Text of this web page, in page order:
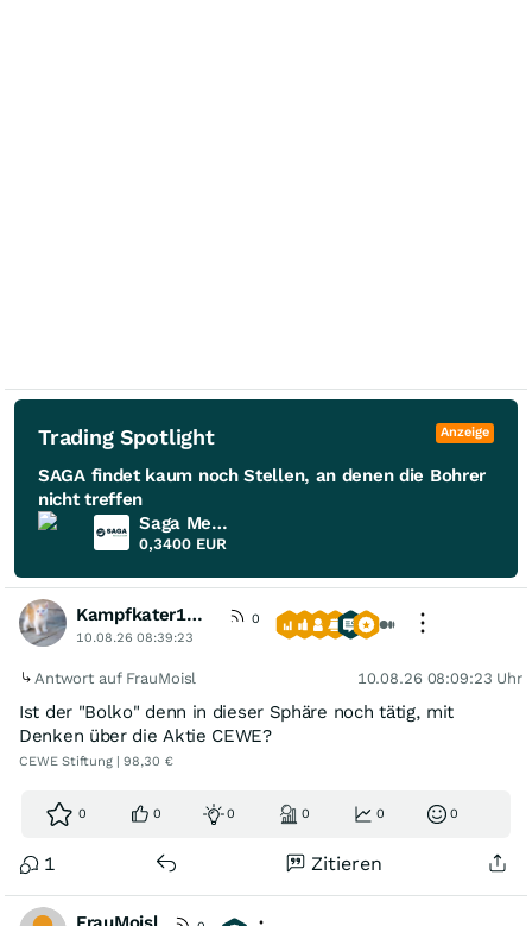
Trading Spotlight Anzeige
SAGA findet kaum noch Stellen, an denen die Bohrer
nicht treffen
Saga Metals
0,3400 EUR
Kampfkater1969
0
10.08.26 08:39:23
Antwort auf FrauMoisl 10.08.26 08:09:23 Uhr
Ist der "Bolko" denn in dieser Sphäre noch tätig, mit
Denken über die Aktie CEWE?
CEWE Stiftung | 98,30 €
0 0 0 0 0 0
1 Zitieren